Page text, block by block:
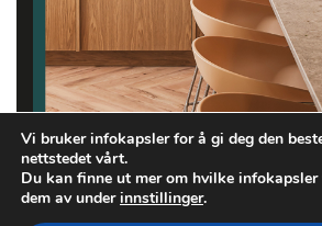
Vi bruker infokapsler for å gi deg den
nettstedet vårt.
Du kan finne ut mer om hvilke
dem av underinnstillinger.